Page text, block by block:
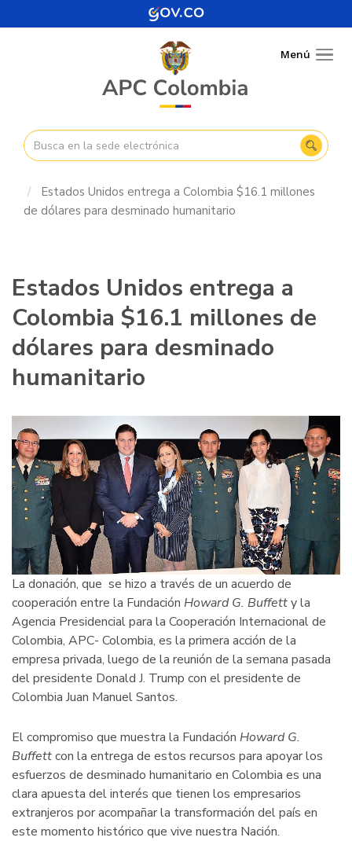
al
Menú
Estados Unidos entrega a Colombia $16.1 millones
de dólares para desminado humanitario
Estados Unidos entrega a
Colombia $16.1 millones de
dólares para desminado
humanitario
La donación, que se hizo a través de un acuerdo de
cooperación entre la Fundación Howard G. Buffetty la
Agencia Presidencial para la Cooperación Internacional de
Colombia, APC- Colombia, es la primera acción de la
empresa privada, luego de la reunión de la semana pasada
del presidente Donald J. Trump con el presidente de
Colombia Juan Manuel Santos.
El compromiso que muestra la Fundación Howard G.
Buffettcon la entrega de estos recursos para apoyar los
esfuerzos de desminado humanitario en Colombia es una
clara apuesta del interés que tienen los empresarios
extranjeros por acompañar la transformación del país en
este momento histórico que vive nuestra Nación.